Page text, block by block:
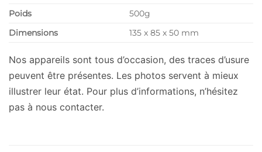
Poids
500g
Dimensions
135 x 85 x 50 mm
Nos appareils sont tous d’occasion, des traces d’usure
peuvent être présentes. Les photos servent à mieux
illustrer leur état. Pour plus d’informations, n’hésitez
pas à nous contacter.